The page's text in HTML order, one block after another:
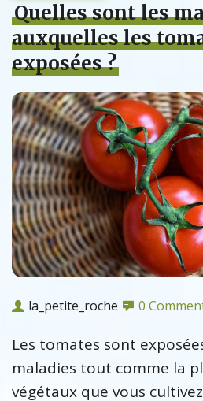
Quelles sont les
auxquelles les
exposées ?
la_petite_roche 0
Les tomates sont
maladies tout comme la
végétaux que vous